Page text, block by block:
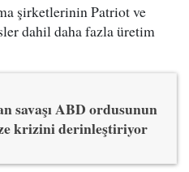
şirketlerinin Patriot ve
dahil daha fazla üretim
savaşı ABD ordusunun
krizini derinleştiriyor